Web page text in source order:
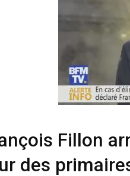
Fillon
des